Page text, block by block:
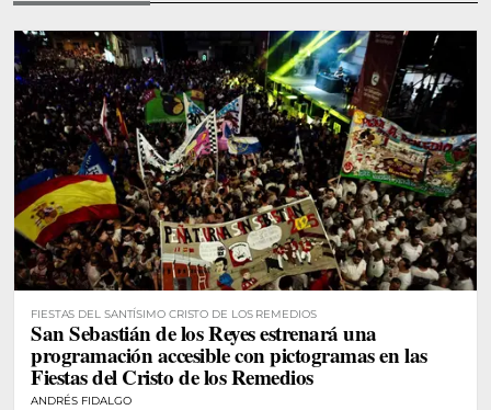
FIESTAS DEL SANTÍSIMO CRISTO DE LOS REMEDIOS
San Sebastián de los Reyes estrenará una
programación accesible con pictogramas en las
Fiestas del Cristo de los Remedios
ANDRÉS FIDALGO